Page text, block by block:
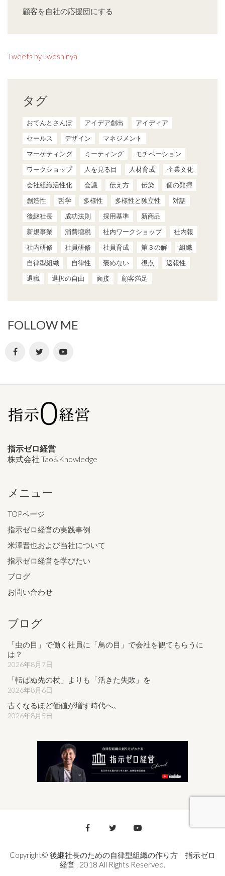
顧客を自社の応援団にする
Tweets by kwdshinya
タグ
おてんとさんぽ アイデア創出
アイディア
セールス
デザイン
マネジメント
マーケティング
ミーティング
モチベーション
ワークショップ
人を見る目 人材育成
企業文化
会社組織活性化
会議 伝え方 伝染
個の発揮
創造性
哲学 多様性 多様性と独立性
対話
後継社長
成功法則 採用基準
新商品
新規事業
消費増税 社内ワークショップ
社内報
社内研修
社員研修 社員育成 第３の解
組織
自律型組織
自律性 褒めない 視点
返報性
退職
選択の自由 面接 顧客満足
FOLLOW ME
指示ゼロ経営
株式会社 Tao&Knowledge
メニュー
TOPページ
指示ゼロ経営の実践事例
米澤晋也および当社について
指示ゼロ経営を学びたい
ブログ
お問い合わせ
ブログ
「虫の目」で働く社員に「鳥の目」で会社を観てもらうに
は？
2026年8月7日
「転ばぬ先の杖」よりも「活きた失敗」を
2026年8月6日
古くなるほど価値が増す時代へ。
2026年8月5日
Copyright© 後継社長のための自律型組織の作り方 指示ゼロ
経営 , 2018 All Rights Reserved.